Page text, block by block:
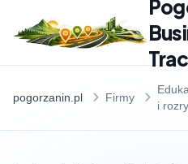
pogorzanin.pl Firmy
i